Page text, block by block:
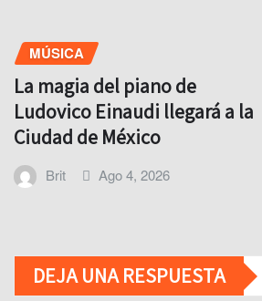
MÚSICA
La magia del piano de
Ludovico Einaudi llegará a la
Ciudad de México
Brit Ago 4, 2026
DEJA UNA RESPUESTA